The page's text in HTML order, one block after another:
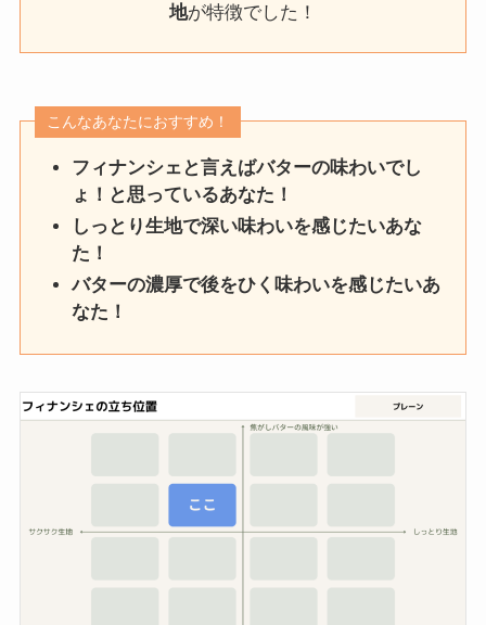
地が特徴でした！
こんなあなたにおすすめ！
フィナンシェと言えばバターの味わいでし
ょ！と思っているあなた！
しっとり生地で深い味わいを感じたいあな
た！
バターの濃厚で後をひく味わいを感じたいあ
なた！